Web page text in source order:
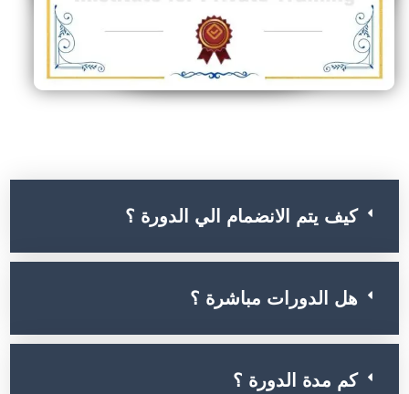
كيف يتم الانضمام الي الدورة ؟
هل الدورات مباشرة ؟
كم مدة الدورة ؟